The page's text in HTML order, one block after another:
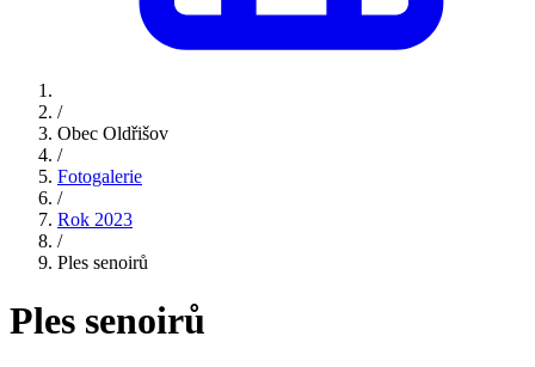
/
Obec Oldřišov
/
Fotogalerie
/
Rok 2023
/
Ples senoirů
Ples senoirů